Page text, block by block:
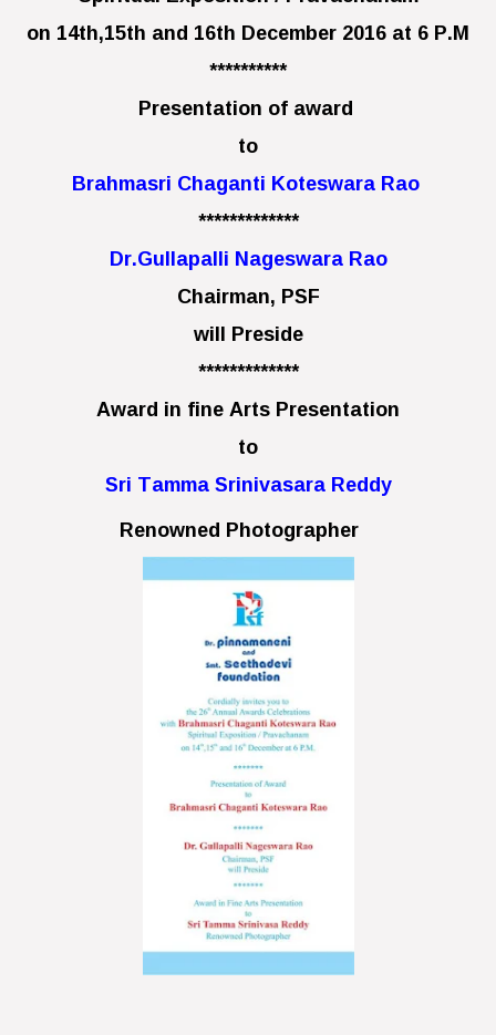
on 14th,15th and 16th December 2016 at 6 P.M
**********
Presentation of award
to
Brahmasri Chaganti Koteswara Rao
*************
Dr.Gullapalli Nageswara Rao
Chairman, PSF
will Preside
*************
Award in fine Arts Presentation
to
Sri Tamma Srinivasara Reddy
Renowned Photographer